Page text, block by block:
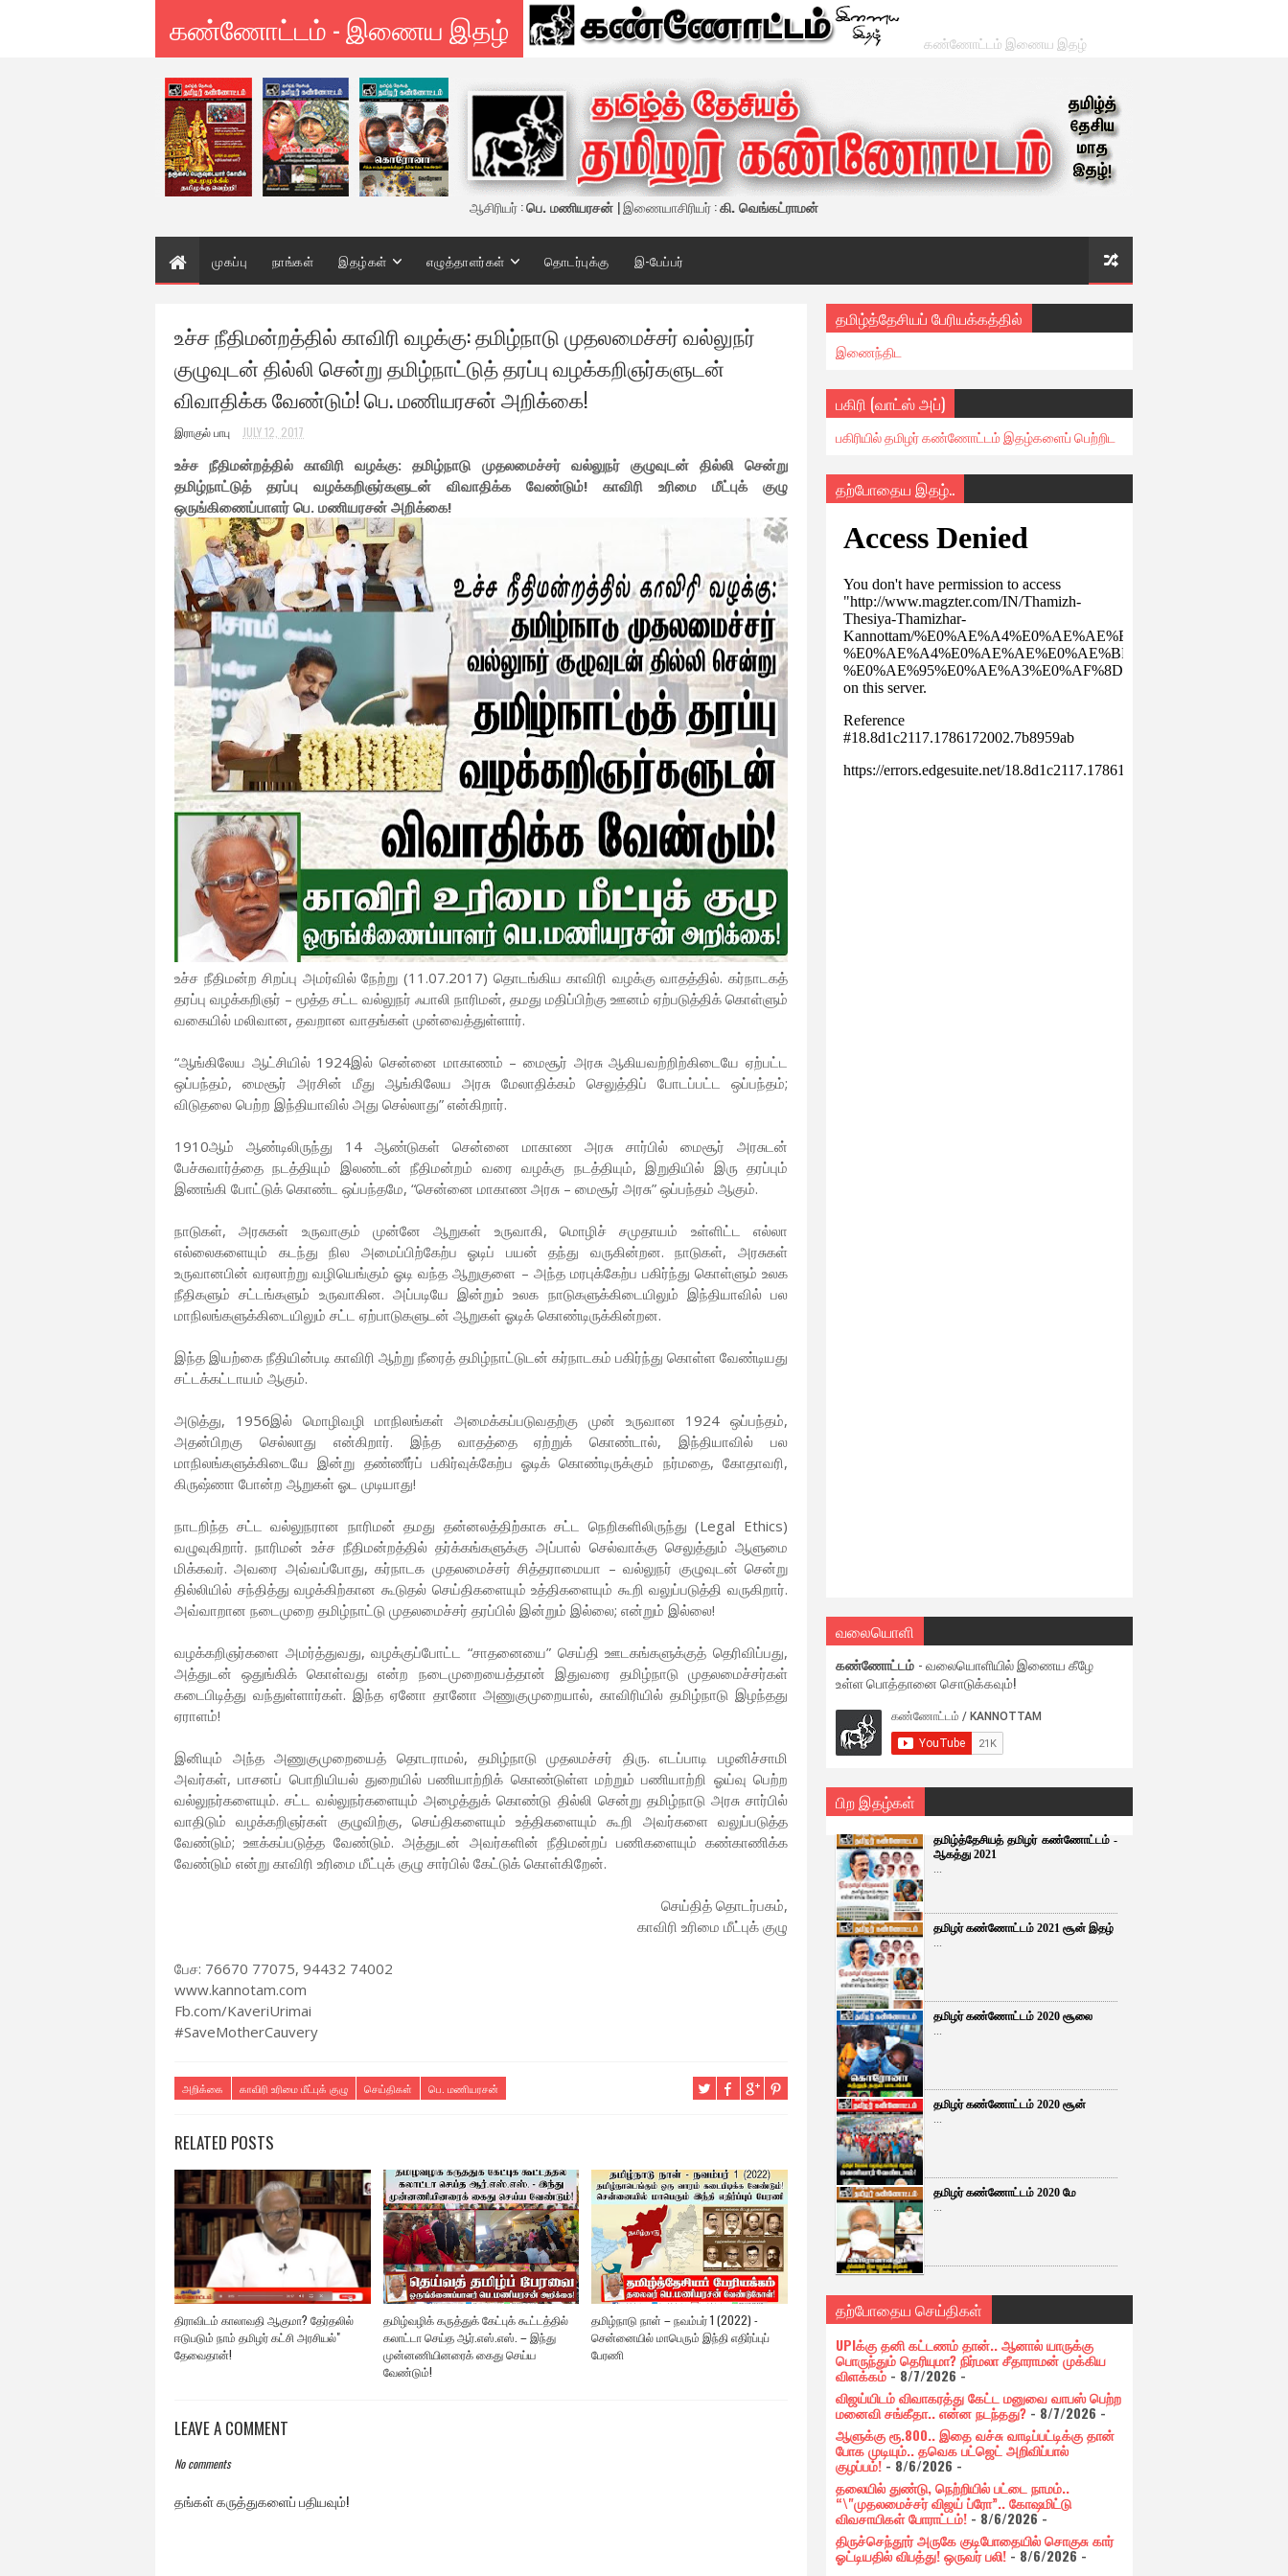
கண்ணோட்டம் - இணைய இதழ் கண்ணோட்டம் இணைய இதழ்
ஆசிரியர் :பெ. மணியரசன் | இணையாசிரியர் :கி. வெங்கட்ராமன்
முகப்பு நாங்கள் இதழ்கள் எழுத்தாளர்கள் தொடர்புக்கு இ-பேப்பர்
உச்ச நீதிமன்றத்தில் காவிரி வழக்கு: தமிழ்நாடு முதலமைச்சர் வல்லுநர்
குழுவுடன் தில்லி சென்று தமிழ்நாட்டுத் தரப்பு வழக்கறிஞர்களுடன்
விவாதிக்க வேண்டும்! பெ. மணியரசன் அறிக்கை!
இராகுல் பாபு JULY 12, 2017
உச்ச நீதிமன்றத்தில் காவிரி வழக்கு: தமிழ்நாடு முதலமைச்சர் வல்லுநர் குழுவுடன் தில்லி சென்று
தமிழ்நாட்டுத் தரப்பு வழக்கறிஞர்களுடன் விவாதிக்க வேண்டும்! காவிரி உரிமை மீட்புக் குழு
ஒருங்கிணைப்பாளர் பெ. மணியரசன் அறிக்கை!
உச்ச நீதிமன்ற சிறப்பு அமர்வில் நேற்று (11.07.2017) தொடங்கிய காவிரி வழக்கு வாதத்தில். கர்நாடகத்
தரப்பு வழக்கறிஞர் – மூத்த சட்ட வல்லுநர் ஃபாலி நாரிமன், தமது மதிப்பிற்கு ஊனம் ஏற்படுத்திக் கொள்ளும்
வகையில் மலிவான, தவறான வாதங்கள் முன்வைத்துள்ளார்.
“ஆங்கிலேய ஆட்சியில் 1924இல் சென்னை மாகாணம் – மைசூர் அரசு ஆகியவற்றிற்கிடையே ஏற்பட்ட
ஒப்பந்தம், மைசூர் அரசின் மீது ஆங்கிலேய அரசு மேலாதிக்கம் செலுத்திப் போடப்பட்ட ஒப்பந்தம்;
விடுதலை பெற்ற இந்தியாவில் அது செல்லாது” என்கிறார்.
1910ஆம் ஆண்டிலிருந்து 14 ஆண்டுகள் சென்னை மாகாண அரசு சார்பில் மைசூர் அரசுடன்
பேச்சுவார்த்தை நடத்தியும் இலண்டன் நீதிமன்றம் வரை வழக்கு நடத்தியும், இறுதியில் இரு தரப்பும்
இணங்கி போட்டுக் கொண்ட ஒப்பந்தமே, “சென்னை மாகாண அரசு – மைசூர் அரசு” ஒப்பந்தம் ஆகும்.
நாடுகள், அரசுகள் உருவாகும் முன்னே ஆறுகள் உருவாகி, மொழிச் சமுதாயம் உள்ளிட்ட எல்லா
எல்லைகளையும் கடந்து நில அமைப்பிற்கேற்ப ஓடிப் பயன் தந்து வருகின்றன. நாடுகள், அரசுகள்
உருவானபின் வரலாற்று வழியெங்கும் ஓடி வந்த ஆறுகுளை – அந்த மரபுக்கேற்ப பகிர்ந்து கொள்ளும் உலக
நீதிகளும் சட்டங்களும் உருவாகின. அப்படியே இன்றும் உலக நாடுகளுக்கிடையிலும் இந்தியாவில் பல
மாநிலங்களுக்கிடையிலும் சட்ட ஏற்பாடுகளுடன் ஆறுகள் ஓடிக் கொண்டிருக்கின்றன.
இந்த இயற்கை நீதியின்படி காவிரி ஆற்று நீரைத் தமிழ்நாட்டுடன் கர்நாடகம் பகிர்ந்து கொள்ள வேண்டியது
சட்டக்கட்டாயம் ஆகும்.
அடுத்து, 1956இல் மொழிவழி மாநிலங்கள் அமைக்கப்படுவதற்கு முன் உருவான 1924 ஒப்பந்தம்,
அதன்பிறகு செல்லாது என்கிறார். இந்த வாதத்தை ஏற்றுக் கொண்டால், இந்தியாவில் பல
மாநிலங்களுக்கிடையே இன்று தண்ணீர்ப் பகிர்வுக்கேற்ப ஓடிக் கொண்டிருக்கும் நர்மதை, கோதாவரி,
கிருஷ்ணா போன்ற ஆறுகள் ஓட முடியாது!
நாடறிந்த சட்ட வல்லுநரான நாரிமன் தமது தன்னலத்திற்காக சட்ட நெறிகளிலிருந்து (Legal Ethics)
வழுவுகிறார். நாரிமன் உச்ச நீதிமன்றத்தில் தர்க்கங்களுக்கு அப்பால் செல்வாக்கு செலுத்தும் ஆளுமை
மிக்கவர். அவரை அவ்வப்போது, கர்நாடக முதலமைச்சர் சித்தராமையா – வல்லுநர் குழுவுடன் சென்று
தில்லியில் சந்தித்து வழக்கிற்கான கூடுதல் செய்திகளையும் உத்திகளையும் கூறி வலுப்படுத்தி வருகிறார்.
அவ்வாறான நடைமுறை தமிழ்நாட்டு முதலமைச்சர் தரப்பில் இன்றும் இல்லை; என்றும் இல்லை!
வழக்கறிஞர்களை அமர்த்துவது, வழக்குப்போட்ட “சாதனையை” செய்தி ஊடகங்களுக்குத் தெரிவிப்பது,
அத்துடன் ஒதுங்கிக் கொள்வது என்ற நடைமுறையைத்தான் இதுவரை தமிழ்நாடு முதலமைச்சர்கள்
கடைபிடித்து வந்துள்ளார்கள். இந்த ஏனோ தானோ அணுகுமுறையால், காவிரியில் தமிழ்நாடு இழந்தது
ஏராளம்!
இனியும் அந்த அணுகுமுறையைத் தொடராமல், தமிழ்நாடு முதலமச்சர் திரு. எடப்பாடி பழனிச்சாமி
அவர்கள், பாசனப் பொறியியல் துறையில் பணியாற்றிக் கொண்டுள்ள மற்றும் பணியாற்றி ஓய்வு பெற்ற
வல்லுநர்களையும். சட்ட வல்லுநர்களையும் அழைத்துக் கொண்டு தில்லி சென்று தமிழ்நாடு அரசு சார்பில்
வாதிடும் வழக்கறிஞர்கள் குழுவிற்கு, செய்திகளையும் உத்திகளையும் கூறி அவர்களை வலுப்படுத்த
வேண்டும்; ஊக்கப்படுத்த வேண்டும். அத்துடன் அவர்களின் நீதிமன்றப் பணிகளையும் கண்காணிக்க
வேண்டும் என்று காவிரி உரிமை மீட்புக் குழு சார்பில் கேட்டுக் கொள்கிறேன்.
செய்தித் தொடர்பகம்,
காவிரி உரிமை மீட்புக் குழு
பேச: 76670 77075, 94432 74002
www.kannotam.com
Fb.com/KaveriUrimai
#SaveMotherCauvery
அறிக்கை காவிரி உரிமை மீட்புக் குழு செய்திகள் பெ. மணியரசன்
RELATED POSTS
திராவிடம் காலாவதி ஆகுமா? தேர்தலில்
ஈடுபடும் நாம் தமிழர் கட்சி அரசியல்"
தேவைதான்!
தமிழ்வழிக் கருத்துக் கேட்புக் கூட்டத்தில்
கலாட்டா செய்த ஆர்.எஸ்.எஸ். – இந்து
முன்னணியினரைக் கைது செய்ய
வேண்டும்!
தமிழ்நாடு நாள் – நவம்பர் 1 (2022) -
சென்னையில் மாபெரும் இந்தி எதிர்ப்புப்
பேரணி
LEAVE A COMMENT
No comments
தங்கள் கருத்துகளைப் பதியவும்!
தமிழ்த்தேசியப் பேரியக்கத்தில்
இணைந்திட
பகிரி (வாட்ஸ் அப்)
பகிரியில் தமிழர் கண்ணோட்டம் இதழ்களைப் பெற்றிட
தற்போதைய இதழ்..
வலையொளி
கண்ணோட்டம் - வலையொளியில் இணைய கீழே
உள்ள பொத்தானை சொடுக்கவும்!
பிற இதழ்கள்
தமிழ்த்தேசியத் தமிழர் கண்ணோட்டம் -
ஆகத்து 2021
...
தமிழர் கண்ணோட்டம் 2021 சூன் இதழ்
...
தமிழர் கண்ணோட்டம் 2020 சூலை
...
தமிழர் கண்ணோட்டம் 2020 சூன்
...
தமிழர் கண்ணோட்டம் 2020 மே
...
தற்போதைய செய்திகள்
UPIக்கு தனி கட்டணம் தான்.. ஆனால் யாருக்கு
பொருந்தும் தெரியுமா? நிர்மலா சீதாராமன் முக்கிய
விளக்கம் - 8/7/2026 -
விஜய்யிடம் விவாகரத்து கேட்ட மனுவை வாபஸ் பெற்ற
மனைவி சங்கீதா.. என்ன நடந்தது? - 8/7/2026 -
ஆளுக்கு ரூ.800.. இதை வச்சு வாடிப்பட்டிக்கு தான்
போக முடியும்.. தவெக பட்ஜெட் அறிவிப்பால்
குழப்பம்!- 8/6/2026 -
தலையில் துண்டு, நெற்றியில் பட்டை நாமம்..
“\"முதலமைச்சர் விஜய் ப்ரோ”.. கோஷமிட்டு
விவசாயிகள் போராட்டம்! - 8/6/2026-
திருச்செந்தூர் அருகே குடிபோதையில் சொகுசு கார்
ஓட்டியதில் விபத்து! ஒருவர் பலி! - 8/6/2026-